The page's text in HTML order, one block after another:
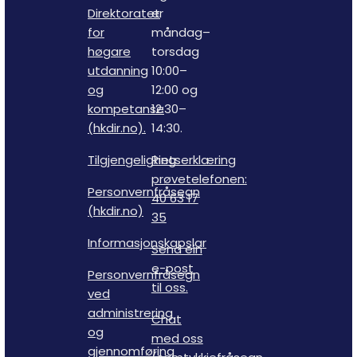
Direktoratet
for
høgare
utdanning
og
kompetanse
(hkdir.no).
Tilgjengelighetserklæring
Personvernfråsegn
(hkdir.no)
Informasjonskapslar
Personvernfråsegn
ved
administrering
og
gjennomføring
er
måndag–
torsdag
10:00–
12:00 og
12:30–
14:30.
Ring
prøvetelefonen:
40 63 17
35
Send ein
e-post
til oss.
Chat
med oss